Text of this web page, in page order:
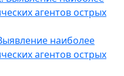
наиболее
агентов острых